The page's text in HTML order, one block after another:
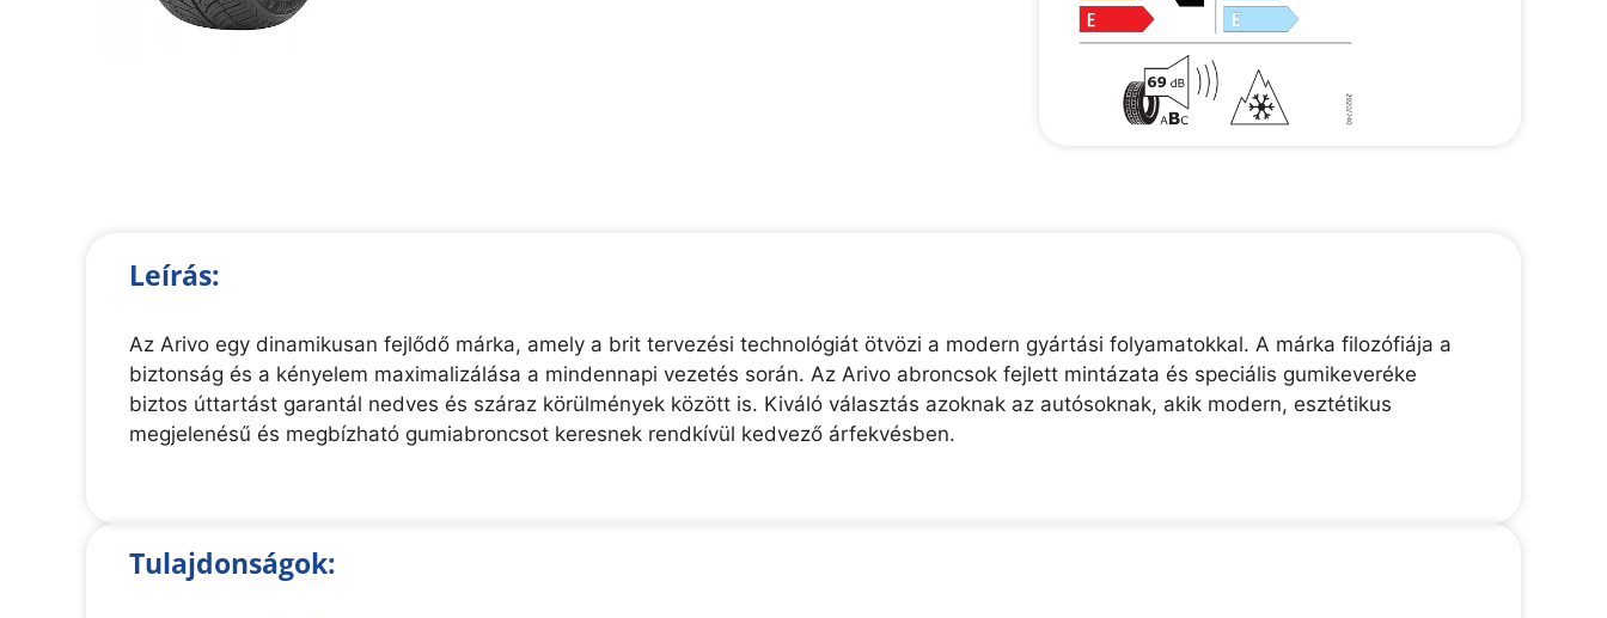
Leírás:
Az Arivo egy dinamikusan fejlődő márka, amely a brit tervezési technológiát ötvözi a modern gyártási folyamatokkal. A márka filozófiája a
biztonság és a kényelem maximalizálása a mindennapi vezetés során. Az Arivo abroncsok fejlett mintázata és speciális gumikeveréke
biztos úttartást garantál nedves és száraz körülmények között is. Kiváló választás azoknak az autósoknak, akik modern, esztétikus
megjelenésű és megbízható gumiabroncsot keresnek rendkívül kedvező árfekvésben.
Tulajdonságok: